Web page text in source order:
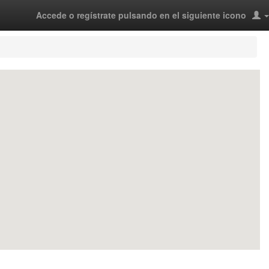
Accede o regístrate pulsando en el siguiente icono